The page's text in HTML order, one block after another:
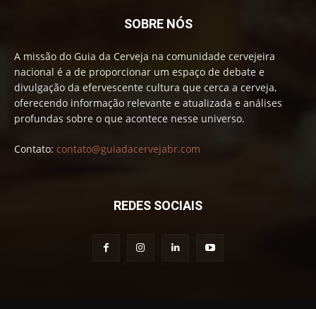
SOBRE NÓS
A missão do Guia da Cerveja na comunidade cervejeira
nacional é a de proporcionar um espaço de debate e
divulgação da efervescente cultura que cerca a cerveja,
oferecendo informação relevante e atualizada e análises
profundas sobre o que acontece nesse universo.
Contato: contato@guiadacervejabr.com
REDES SOCIAIS